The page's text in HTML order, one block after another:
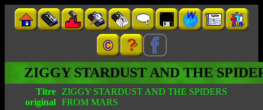
ZIGGY STARDUST AND THE
Titre
original
ZIGGY STARDUST AND THE SPIDERS
FROM MARS